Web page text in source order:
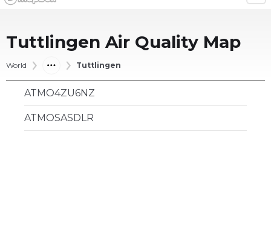
Tuttlingen Air Quality Map
World Tuttlingen
ATMO4ZU6NZ
ATMOSASDLR